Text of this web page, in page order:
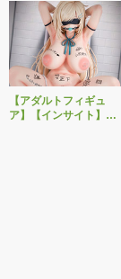
【アダルトフィギュ
ア】【インサイト】肉